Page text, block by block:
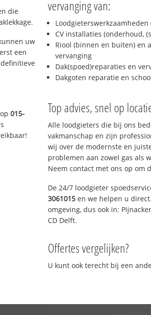
die
uw
een
op015-
vervanging van:
CV installaties (onderhoud,
Riool (binnen en buiten) en
vervanging
Dak(spoed)reparaties en
Dakgoten reparatie en
Top advies, snel op
Alle loodgieters die bij ons
vakmanschap en zijn
wij over de modernste en
problemen aan zowel gas als
Neem contact met ons op om
De 24/7 loodgieter
3061015 en we helpen u
omgeving, dus ook in:
CD Delft.
Offertes vergelijken?
U kunt ook terecht bij een